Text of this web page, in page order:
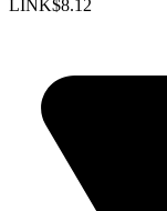
LINK$8.12